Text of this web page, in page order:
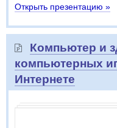
Открыть презентацию »
Компьютер и
компьютерных
Интернете